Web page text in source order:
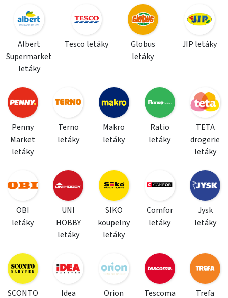
Albert
Supermarket
letáky
Tesco letáky
Globus
letáky
JIP letáky
Penny
Market
letáky
Terno
letáky
Makro
letáky
Ratio
letáky
TETA
drogerie
letáky
OBI
letáky
UNI
HOBBY
letáky
SIKO
koupelny
letáky
Comfor
letáky
Jysk
letáky
SCONTO Idea Orion Tescoma Trefa